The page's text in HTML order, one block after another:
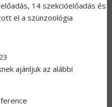
14 szekcióelőadás és
el a szünzoológia
ajánljuk az alábbi